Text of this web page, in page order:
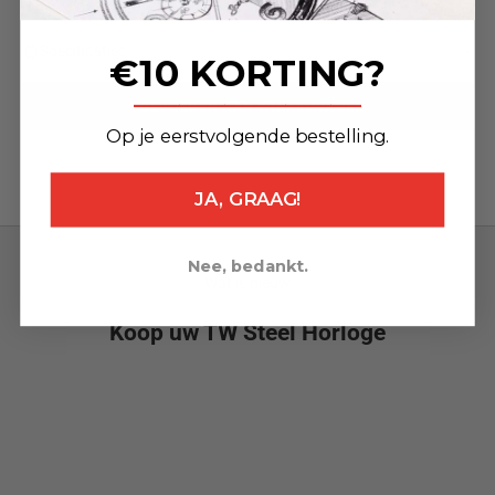
mm/ 120x22 mm)
TOEVOEGEN AAN WINKELWAGEN
Koop uw TW Steel Horloge
€10 KORTING?
_______________
Op je eerstvolgende bestelling.
JA, GRAAG!
Nee, bedankt.